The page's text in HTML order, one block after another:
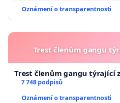
Oznámení o transparentnosti
Trest členům gangu
Trest členům gangu týrající
7 748 podpisů
Oznámení o transparentnosti